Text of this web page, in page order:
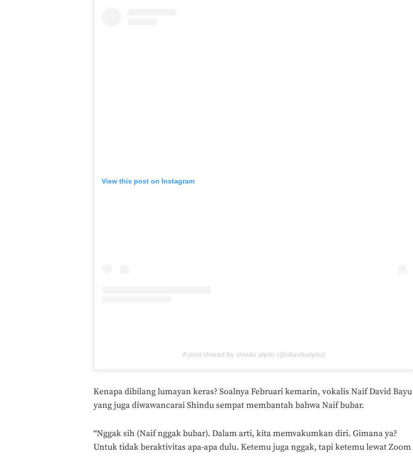
View this post on Instagram
A post shared by shindu alpito (@shindualpito)
Kenapa dibilang lumayan keras? Soalnya Februari kemarin, vokalis Naif David Bayu
yang juga diwawancarai Shindu sempat membantah bahwa Naif bubar.
“Nggak sih (Naif nggak bubar). Dalam arti, kita memvakumkan diri. Gimana ya?
Untuk tidak beraktivitas apa-apa dulu. Ketemu juga nggak, tapi ketemu lewat Zoom